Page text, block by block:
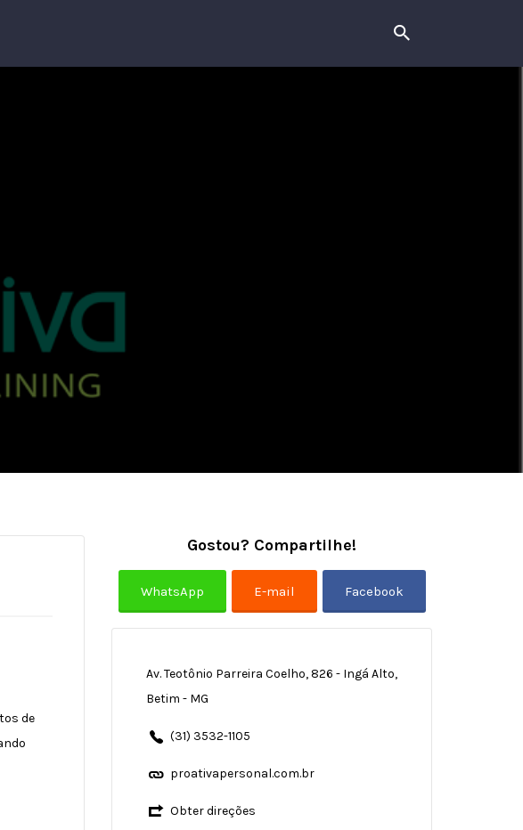
de
Gostou? Compartilhe!
Av. Teotônio Parreira Coelho, 826 - Ingá Alto,
Betim - MG
(31) 3532-1105
proativapersonal.com.br
Obter direções